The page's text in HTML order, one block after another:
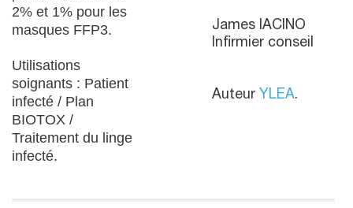
2% et 1% pour les
masques FFP3.
Utilisations
soignants : Patient
infecté / Plan
BIOTOX /
Traitement du linge
infecté.
James IACINO
Infirmier conseil
Auteur YLEA.